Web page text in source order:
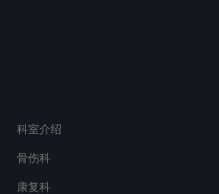
科室介绍
骨伤科
康复科